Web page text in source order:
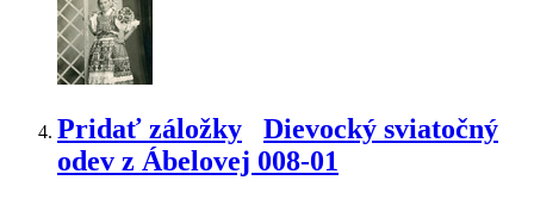
Pridať záložky
Dievocký sviatočný
odev z Ábelovej 008-01